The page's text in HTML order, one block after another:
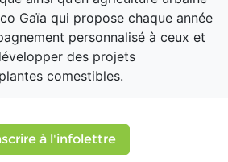
Gaïa qui propose chaque année
personnalisé à ceux et
des projets
comestibles.
à l'infolettre